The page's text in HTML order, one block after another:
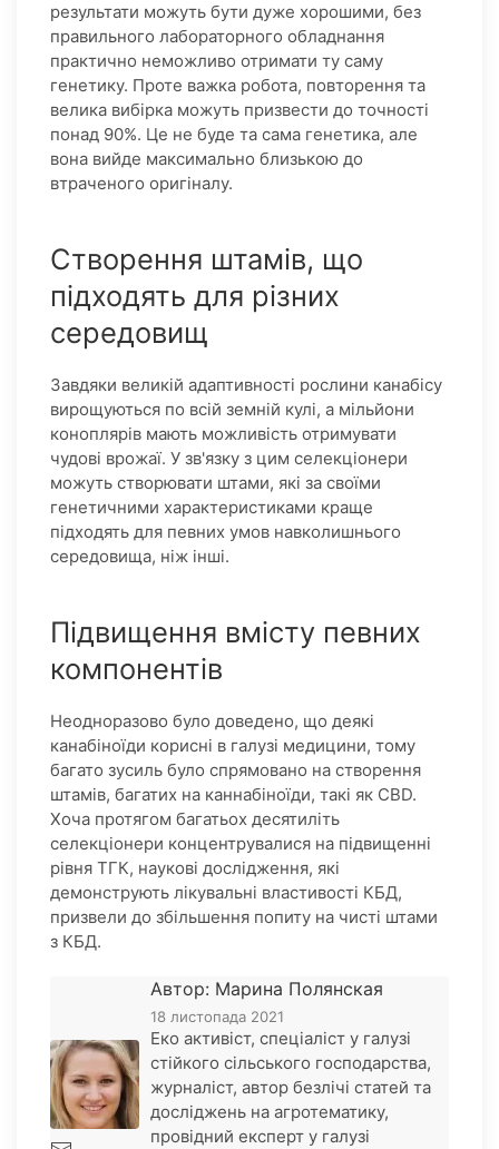
результати можуть бути дуже хорошими, без
правильного лабораторного обладнання
практично неможливо отримати ту саму
генетику. Проте важка робота, повторення та
велика вибірка можуть призвести до точності
понад 90%. Це не буде та сама генетика, але
вона вийде максимально близькою до
втраченого оригіналу.
Створення штамів, що
підходять для різних
середовищ
Завдяки великій адаптивності рослини канабісу
вирощуються по всій земній кулі, а мільйони
коноплярів мають можливість отримувати
чудові врожаї. У зв'язку з цим селекціонери
можуть створювати штами, які за своїми
генетичними характеристиками краще
підходять для певних умов навколишнього
середовища, ніж інші.
Підвищення вмісту певних
компонентів
Неодноразово було доведено, що деякі
канабіноїди корисні в галузі медицини, тому
багато зусиль було спрямовано на створення
штамів, багатих на каннабіноїди, такі як CBD.
Хоча протягом багатьох десятиліть
селекціонери концентрувалися на підвищенні
рівня ТГК, наукові дослідження, які
демонструють лікувальні властивості КБД,
призвели до збільшення попиту на чисті штами
з КБД.
Автор: Марина Полянская
18 листопада 2021
Еко активіст, спеціаліст у галузі
стійкого сільського господарства,
журналіст, автор безлічі статей та
досліджень на агротематику,
провідний експерт у галузі